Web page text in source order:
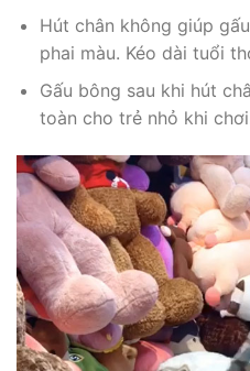
Hút chân không giúp
phai màu. Kéo dài tuổi
Gấu bông sau khi hút
toàn cho trẻ nhỏ khi